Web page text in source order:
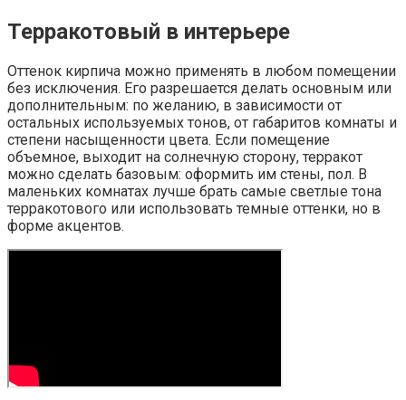
Терракотовый в интерьере
Оттенок кирпича можно применять в любом помещении
без исключения. Его разрешается делать основным или
дополнительным: по желанию, в зависимости от
остальных используемых тонов, от габаритов комнаты и
степени насыщенности цвета. Если помещение
объемное, выходит на солнечную сторону, терракот
можно сделать базовым: оформить им стены, пол. В
маленьких комнатах лучше брать самые светлые тона
терракотового или использовать темные оттенки, но в
форме акцентов.